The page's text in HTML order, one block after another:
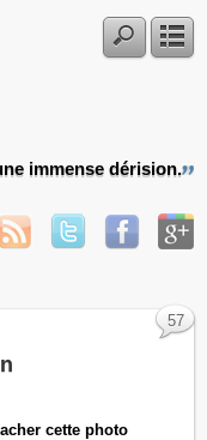
immense dérision.
cette photo
57